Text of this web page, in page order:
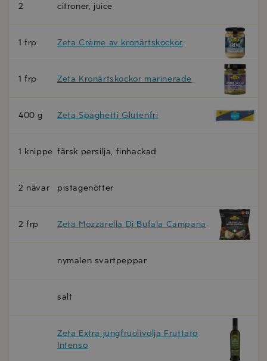
2 citroner, juice
1 frp Zeta Crème av kronärtskockor
1 frp Zeta Kronärtskockor marinerade
400 g Zeta Spaghetti Glutenfri
1 knippe färsk persilja, finhackad
2 nävar pistagenötter
2 frp Zeta Mozzarella Di Bufala Campana
nymalen svartpeppar
salt
Zeta Extra jungfruolivolja Fruttato
Intenso